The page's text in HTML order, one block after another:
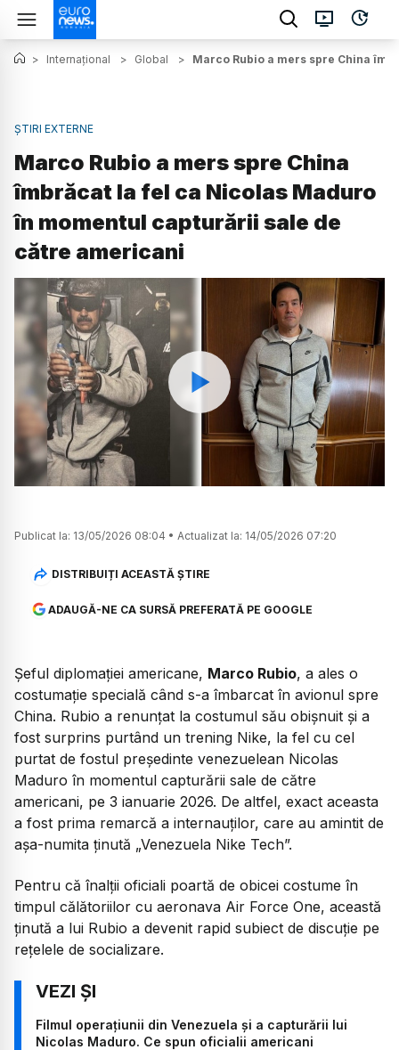
> Internațional > Global > Marco Rubio a mers spre China
ȘTIRI EXTERNE
Marco Rubio a mers spre China
îmbrăcat la fel ca Nicolas Maduro
în momentul capturării sale de
către americani
Watch
Publicat la: 13/05/2026 08:04 • Actualizat la: 14/05/2026 07:20
DISTRIBUIȚI ACEASTĂ ȘTIRE
ADAUGĂ-NE CA SURSĂ PREFERATĂ PE GOOGLE
Șeful diplomației americane, Marco Rubio, a ales o
costumație specială când s-a îmbarcat în avionul spre
China. Rubio a renunțat la costumul său obișnuit și a
fost surprins purtând un trening Nike, la fel cu cel
purtat de fostul președinte venezuelean Nicolas
Maduro în momentul capturării sale de către
americani, pe 3 ianuarie 2026. De altfel, exact aceasta
a fost prima remarcă a internauților, care au amintit de
așa-numita ținută „Venezuela Nike Tech”.
Pentru că înalții oficiali poartă de obicei costume în
timpul călătoriilor cu aeronava Air Force One, această
ținută a lui Rubio a devenit rapid subiect de discuție pe
rețelele de socializare.
Filmul operațiunii din Venezuela și a capturării lui
Nicolas Maduro. Ce spun oficialii americani